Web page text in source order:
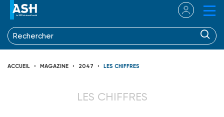
ACCUEIL MAGAZINE 2047 LES CHIFFRES
LES CHIFFRES